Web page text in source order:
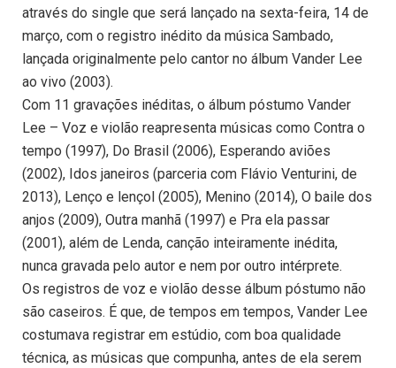
através do single que será lançado na sexta-feira, 14 de
março, com o registro inédito da música Sambado,
lançada originalmente pelo cantor no álbum Vander Lee
ao vivo (2003).
Com 11 gravações inéditas, o álbum póstumo Vander
Lee – Voz e violão reapresenta músicas como Contra o
tempo (1997), Do Brasil (2006), Esperando aviões
(2002), Idos janeiros (parceria com Flávio Venturini, de
2013), Lenço e lençol (2005), Menino (2014), O baile dos
anjos (2009), Outra manhã (1997) e Pra ela passar
(2001), além de Lenda, canção inteiramente inédita,
nunca gravada pelo autor e nem por outro intérprete.
Os registros de voz e violão desse álbum póstumo não
são caseiros. É que, de tempos em tempos, Vander Lee
costumava registrar em estúdio, com boa qualidade
técnica, as músicas que compunha, antes de ela serem